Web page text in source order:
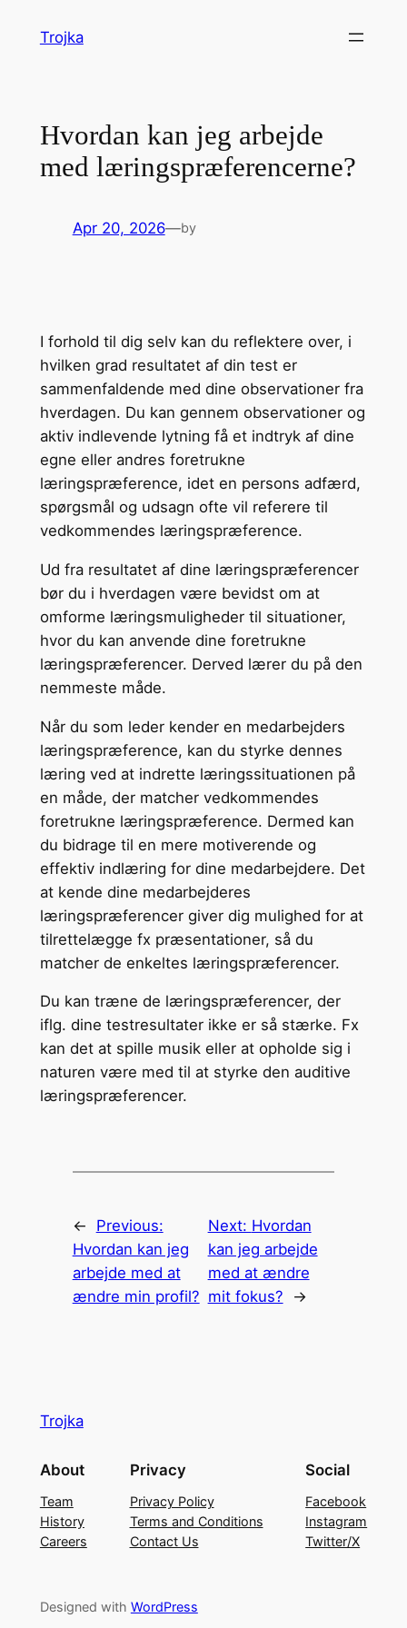
Trojka
Hvordan kan jeg arbejde
med læringspræferencerne?
Apr 20, 2026—by
I forhold til dig selv kan du reflektere over, i
hvilken grad resultatet af din test er
sammenfaldende med dine observationer fra
hverdagen. Du kan gennem observationer og
aktiv indlevende lytning få et indtryk af dine
egne eller andres foretrukne
læringspræference, idet en persons adfærd,
spørgsmål og udsagn ofte vil referere til
vedkommendes læringspræference.
Ud fra resultatet af dine læringspræferencer
bør du i hverdagen være bevidst om at
omforme læringsmuligheder til situationer,
hvor du kan anvende dine foretrukne
læringspræferencer. Derved lærer du på den
nemmeste måde.
Når du som leder kender en medarbejders
læringspræference, kan du styrke dennes
læring ved at indrette læringssituationen på
en måde, der matcher vedkommendes
foretrukne læringspræference. Dermed kan
du bidrage til en mere motiverende og
effektiv indlæring for dine medarbejdere. Det
at kende dine medarbejderes
læringspræferencer giver dig mulighed for at
tilrettelægge fx præsentationer, så du
matcher de enkeltes læringspræferencer.
Du kan træne de læringspræferencer, der
iflg. dine testresultater ikke er så stærke. Fx
kan det at spille musik eller at opholde sig i
naturen være med til at styrke den auditive
læringspræferencer.
←
Previous:
Hvordan kan jeg
arbejde med at
ændre min profil?
Next: Hvordan
kan jeg arbejde
med at ændre
mit fokus?
→
Trojka
About
Team
History
Careers
Privacy
Privacy Policy
Terms and Conditions
Contact Us
Social
Facebook
Instagram
Twitter/X
Designed with WordPress